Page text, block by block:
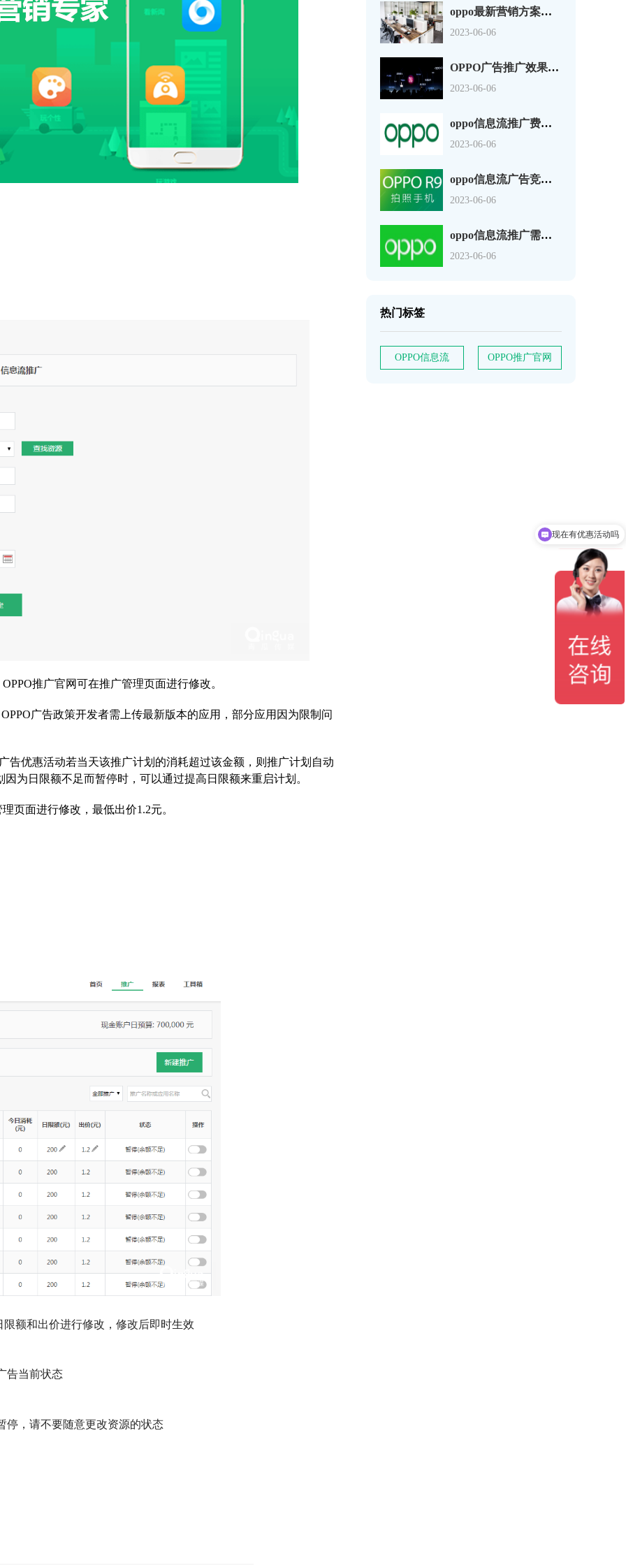
推广官网可在推广管理页面进行修改。
广告政策开发者需上传最新版本的应用，部分应用因为限制问
告优惠活动若当天该推广计划的消耗超过该金额，则推广计划自动
为日限额不足而暂停时，可以通过提高日限额来重启计划。
页面进行修改，最低出价1.2元。
额和出价进行修改，修改后即时生效
告当前状态
，请不要随意更改资源的状态
oppo最新营销方案（解读全新营销方案引领电子消费潮流）
2023-06-06
OPPO广告推广效果怎么样？让消费者更加容易接受广告
2023-06-06
oppo信息流推广费用需要多少钱？流量来实现互补。
2023-06-06
oppo信息流广告竞价怎么收费?努力实现高转化率。
2023-06-06
oppo信息流推广需要多少钱？大时代的大浪中。
2023-06-06
热门标签
OPPO信息流 OPPO推广官网
现在有优惠活动吗